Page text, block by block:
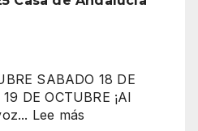
El
gran
secreto
SABADO 18 DE
DE OCTUBRE ¡Al
Lee más